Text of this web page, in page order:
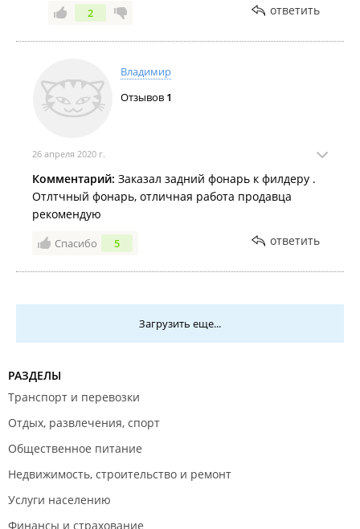
2 ответить
Владимир
Отзывов 1
26 апреля 2020 г.
Комментарий: Заказал задний фонарь к филдеру .
Отлтчный фонарь, отличная работа продавца
рекомендую
Спасибо 5 ответить
Загрузить еще...
РАЗДЕЛЫ
Транспорт и перевозки
Отдых, развлечения, спорт
Общественное питание
Недвижимость, строительство и ремонт
Услуги населению
Финансы и страхование